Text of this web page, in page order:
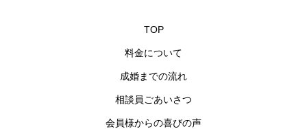
TOP
料金について
成婚までの流れ
相談員ごあいさつ
会員様からの喜びの声